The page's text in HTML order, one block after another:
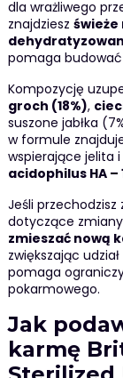
dla wrażliwego
znajdziesz świeże
pomaga budować
Kompozycję
groch (18%),
suszone jabłka
w formule
wspierające jelita
acidophilus HA –
Jeśli
dotyczące
zmieszać nową
zwiększając
pomaga
pokarmowego.
Jak
karmę